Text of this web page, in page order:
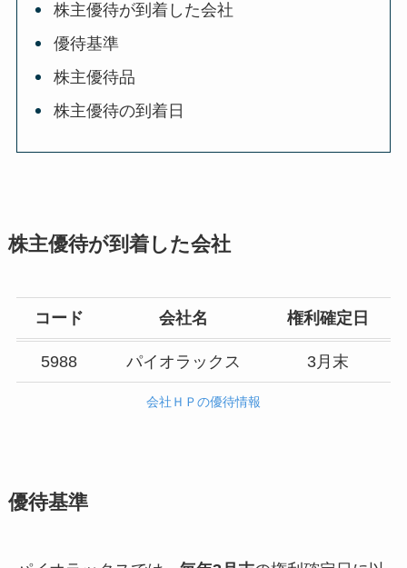
株主優待が到着した会社
優待基準
株主優待品
株主優待の到着日
株主優待が到着した会社
コード 会社名 権利確定日
5988 パイオラックス 3月末
会社ＨＰの優待情報
優待基準